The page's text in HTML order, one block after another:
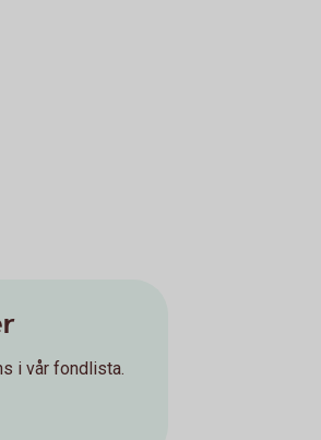
i vår fondlista.